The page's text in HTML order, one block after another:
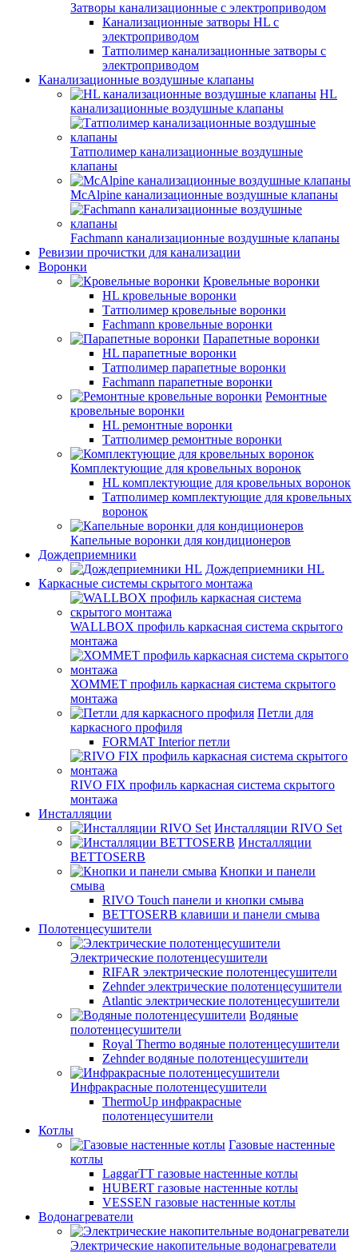
Затворы канализационные с электроприводом
Канализационные затворы HL с
электроприводом
Татполимер канализационные затворы с
электроприводом
Канализационные воздушные клапаны
HL
канализационные воздушные клапаны
Татполимер канализационные воздушные
клапаны
McAlpine канализационные воздушные клапаны
Fachmann канализационные воздушные клапаны
Ревизии прочистки для канализации
Воронки
Кровельные воронки
HL кровельные воронки
Татполимер кровельные воронки
Fachmann кровельные воронки
Парапетные воронки
HL парапетные воронки
Татполимер парапетные воронки
Fachmann парапетные воронки
Ремонтные
кровельные воронки
HL ремонтные воронки
Татполимер ремонтные воронки
Комплектующие для кровельных воронок
HL комплектующие для кровельных воронок
Татполимер комплектующие для кровельных
воронок
Капельные воронки для кондиционеров
Дождеприемники
Дождеприемники HL
Каркасные системы скрытого монтажа
WALLBOX профиль каркасная система скрытого
монтажа
ХОММЕТ профиль каркасная система скрытого
монтажа
Петли для
каркасного профиля
FORMAT Interior петли
RIVO FIX профиль каркасная система скрытого
монтажа
Инсталляции
Инсталляции RIVO Set
Инсталляции
BETTOSERB
Кнопки и панели
смыва
RIVO Touch панели и кнопки смыва
BETTOSERB клавиши и панели смыва
Полотенцесушители
Электрические полотенцесушители
RIFAR электрические полотенцесушители
Zehnder электрические полотенцесушители
Atlantic электрические полотенцесушители
Водяные
полотенцесушители
Royal Thermo водяные полотенцесушители
Zehnder водяные полотенцесушители
Инфракрасные полотенцесушители
ThermoUp инфракрасные
полотенцесушители
Котлы
Газовые настенные
котлы
LaggarTT газовые настенные котлы
HUBERT газовые настенные котлы
VESSEN газовые настенные котлы
Водонагреватели
Электрические накопительные водонагреватели